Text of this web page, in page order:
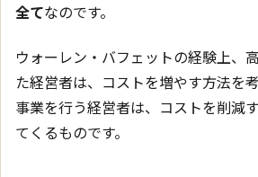
全てなのです。
ウォーレン・バフェットの経験上、
た経営者は、コストを増やす方法を
事業を行う経営者は、コストを削減
てくるものです。